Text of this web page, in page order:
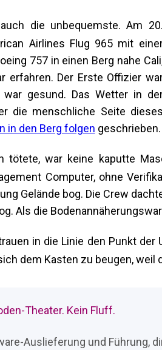
die unbequemste. Am 20.
Airlines Flug 965 mit
757 in einen Berg nahe
erfahren. Der Erste Offizier
war gesund. Das Wetter in
die menschliche Seite dieses
in den Berg folgen geschrieben.
tötete, war keine kaputte
Computer, ohne
Gelände bog. Die Crew
Als die
in die Linie den Punkt
dem Kasten zu beugen,
Theater. Kein Fluff.
Auslieferung und Führung,